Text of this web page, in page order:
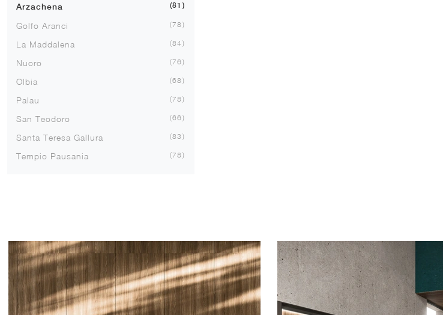
Arzachena 81
Golfo Aranci 78
La Maddalena 84
Nuoro 76
Olbia 68
Palau 78
San Teodoro 66
Santa Teresa Gallura 83
Tempio Pausania 78